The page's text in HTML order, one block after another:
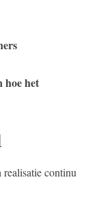
hoe het
continu